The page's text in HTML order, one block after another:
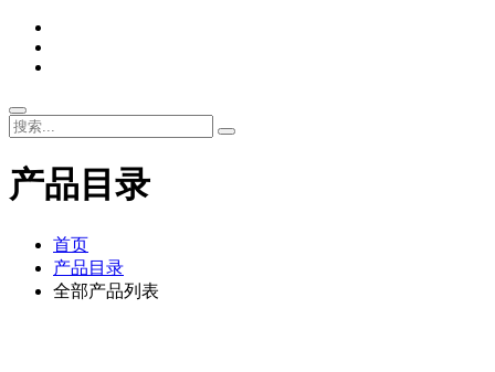
产品目录
首页
产品目录
全部产品列表